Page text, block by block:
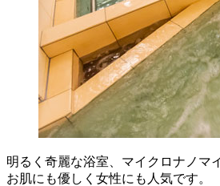
明るく奇麗な浴室、マイクロナノマ
お肌にも優しく女性にも人気です。